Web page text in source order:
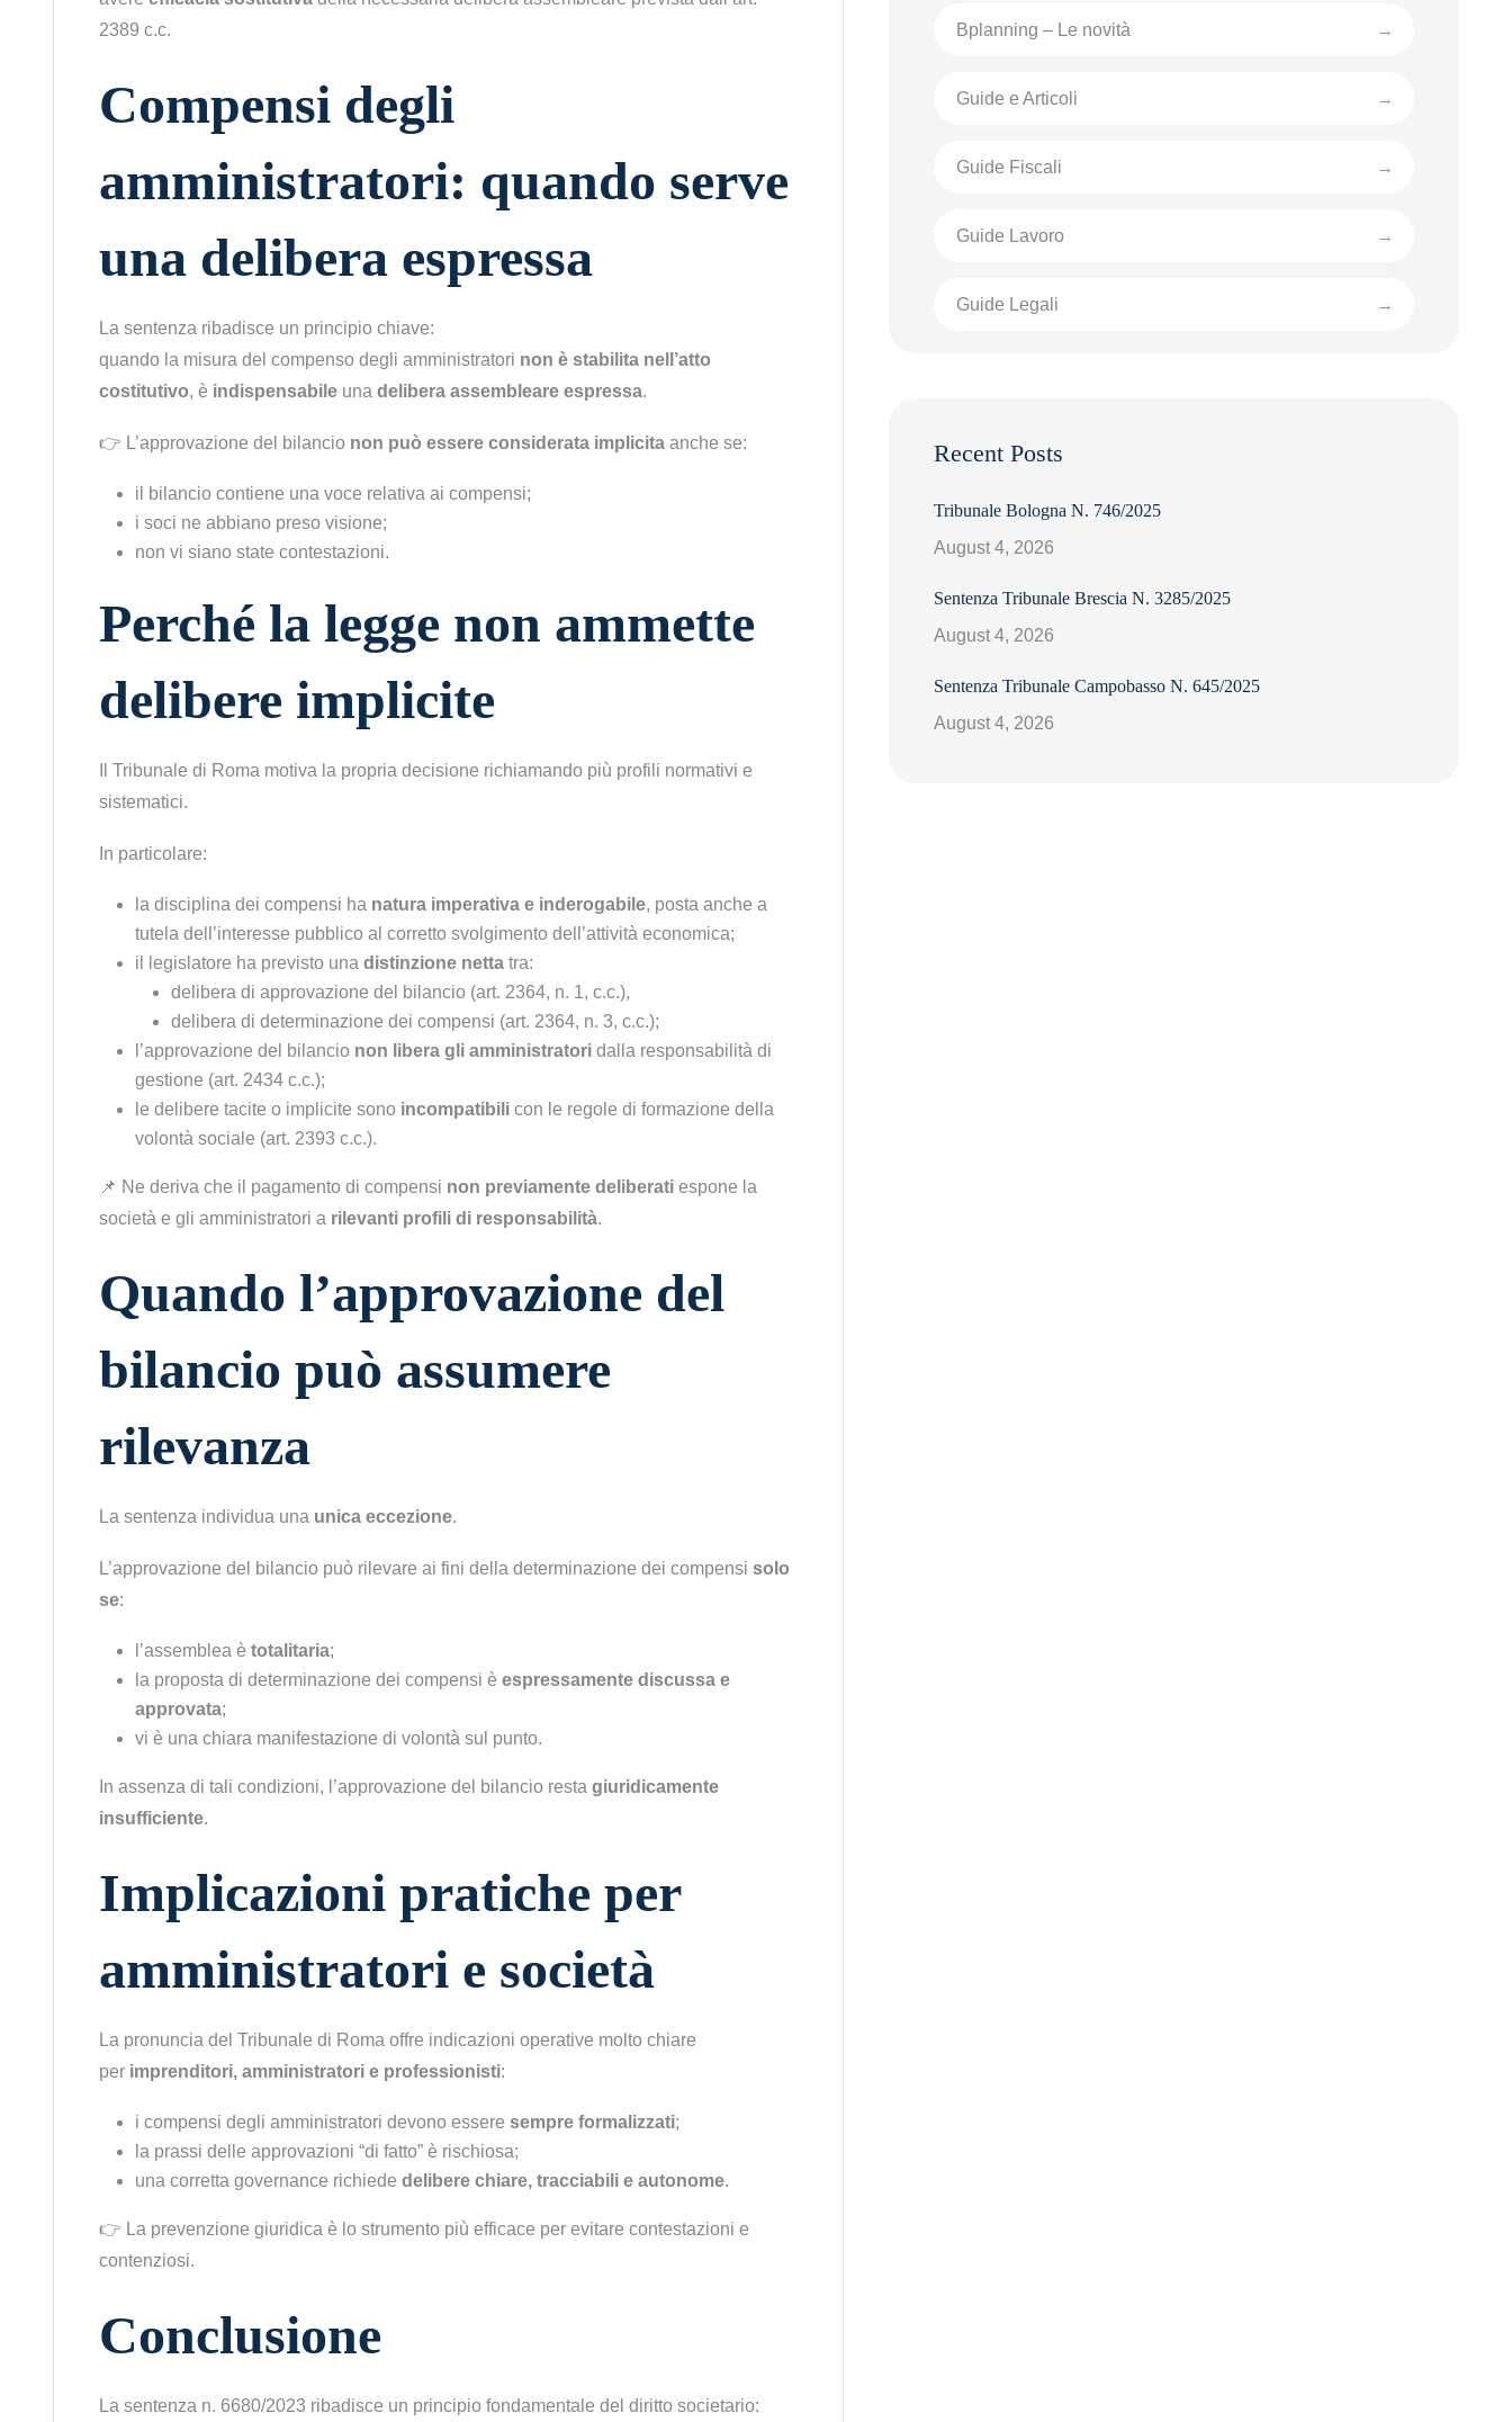
2389 c.c.
Compensi degli
amministratori: quando serve
una delibera espressa
La sentenza ribadisce un principio chiave:
quando la misura del compenso degli amministratori non è stabilita nell’atto
costitutivo, è indispensabile una delibera assembleare espressa.
👉 L’approvazione del bilancio non può essere considerata implicita anche se:
il bilancio contiene una voce relativa ai compensi;
i soci ne abbiano preso visione;
non vi siano state contestazioni.
Perché la legge non ammette
delibere implicite
Il Tribunale di Roma motiva la propria decisione richiamando più profili normativi e
sistematici.
In particolare:
la disciplina dei compensi ha natura imperativa e inderogabile, posta anche a
tutela dell’interesse pubblico al corretto svolgimento dell’attività economica;
il legislatore ha previsto una distinzione netta tra:
delibera di approvazione del bilancio (art. 2364, n. 1, c.c.),
delibera di determinazione dei compensi (art. 2364, n. 3, c.c.);
l’approvazione del bilancio non libera gli amministratori dalla responsabilità di
gestione (art. 2434 c.c.);
le delibere tacite o implicite sono incompatibili con le regole di formazione della
volontà sociale (art. 2393 c.c.).
📌 Ne deriva che il pagamento di compensi non previamente deliberati espone la
società e gli amministratori a rilevanti profili di responsabilità.
Quando l’approvazione del
bilancio può assumere
rilevanza
La sentenza individua una unica eccezione.
L’approvazione del bilancio può rilevare ai fini della determinazione dei compensi solo
se:
l’assemblea è totalitaria;
la proposta di determinazione dei compensi è espressamente discussa e
approvata;
vi è una chiara manifestazione di volontà sul punto.
In assenza di tali condizioni, l’approvazione del bilancio resta giuridicamente
insufficiente.
Implicazioni pratiche per
amministratori e società
La pronuncia del Tribunale di Roma offre indicazioni operative molto chiare
per imprenditori, amministratori e professionisti:
i compensi degli amministratori devono essere sempre formalizzati;
la prassi delle approvazioni “di fatto” è rischiosa;
una corretta governance richiede delibere chiare, tracciabili e autonome.
👉 La prevenzione giuridica è lo strumento più efficace per evitare contestazioni e
contenziosi.
Conclusione
La sentenza n. 6680/2023 ribadisce un principio fondamentale del diritto societario:
Bplanning – Le novità
Guide e Articoli
Guide Fiscali
Guide Lavoro
Guide Legali
Recent Posts
Tribunale Bologna N. 746/2025
August 4, 2026
Sentenza Tribunale Brescia N. 3285/2025
August 4, 2026
Sentenza Tribunale Campobasso N. 645/2025
August 4, 2026